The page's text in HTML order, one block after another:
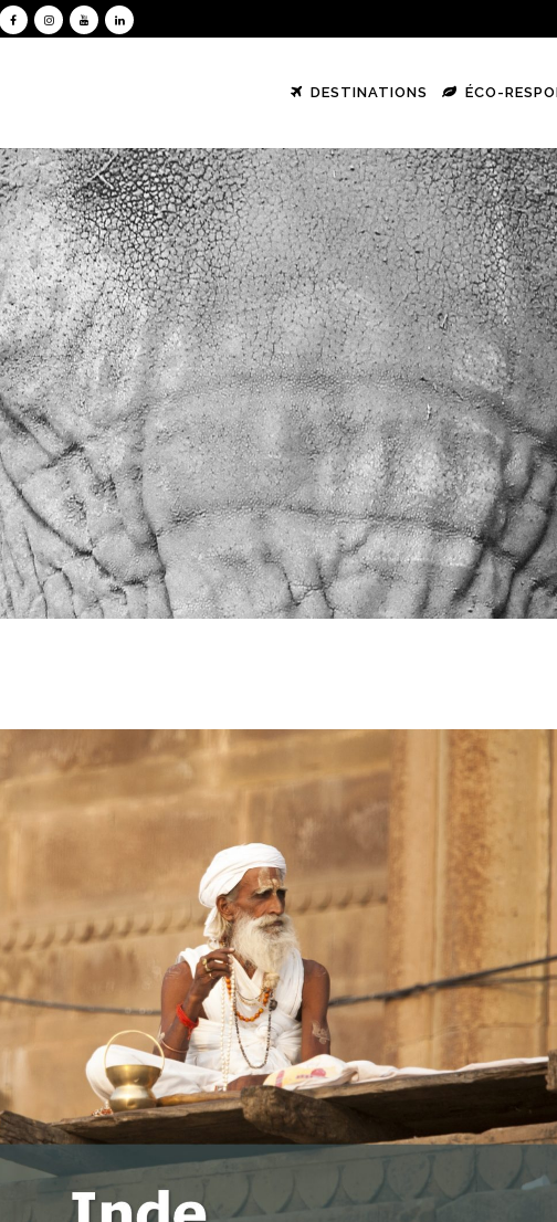
DESTINATIONS
Corse
Croatie
Écosse
Espagne | Canaries |
Baléares
France
Grèce
Irlande
Italie
Pays-Bas / Belgique
Australie
Nouvelle-Zélande
Polynésie Française
Colombie
Costa Rica
Martinique
ÉCO-